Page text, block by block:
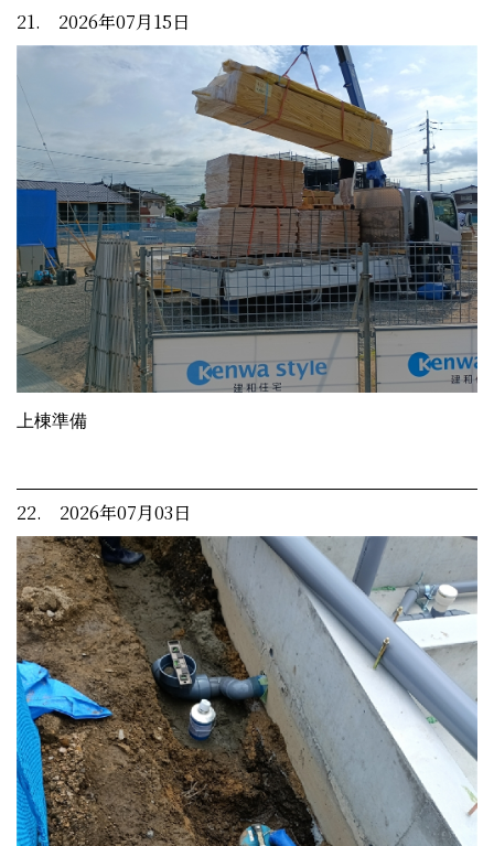
21. 2026年07月15日
上棟準備
22. 2026年07月03日